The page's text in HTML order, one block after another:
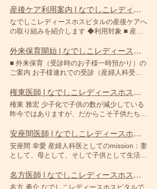
ますので、さまざまな選択肢を含めて何でも
ご相談ください。診察を躊躇している間に病
気が進行してしまうのが、医療を担う私たち
のために、まずはお話をお聞かせください。
様々な受診理由 おりものが多い 外陰部がか
ゆい 生理日を変えたい 娘の生理のことが心
配 生理が不順 生理前のイライラ 生理痛がひ
生理がなくなった 更年期のほてりやイライ
ラ 尿回数が多い 排尿時の痛み 尿が漏れる
下腹部が痛い 腰が痛い 乳房にしこりがある
い 子宮が下がった感じがする 性感染症検査
希望 女性ホルモン検査希望 子宮ガン検診希
望 卵巣がん検診希望 乳がん検診希望 子宮頸
がんワクチン希望 骨粗しょう症検査希望 結
ら
育て・更年期にいたるまで、女性のライフス
テージにシームレスに寄り添う医療を目指し
ております。 地域の皆さまに「なでしこが
あってよかった」と感じていただけるよう、
す。 理事長 院長 大橋 正伸 ■施設紹介 ◆外
観 全景 エントランス側 園庭 ◆１階 待合い
授乳室 診察室前廊下 ◆1階 受付・待合い 授
デイルーム 2F廊下 病室（陰圧設備設置）
和個室 洋個室 ◆3階 3階ナースステーション
前 デイルーム 3F廊下 ファミリールーム1 フ
ァミリールーム2 産後洋個室 ◆4階 4階廊下
きし、丁寧で優しく楽しい診療を心がけてい
ます。何でもお気軽にご相談ください。プラ
イベートでは、子供が2人いて、2人目は当
院で分娩しました。目下子育て奮闘中です。
略歴 2013年卒、島根大学医学部医学科、西
神戸医療センターなど 資格： 日本産科婦人
科学会認定専門医、検診マンモグラフィー読
影認定医、女性アスリート健康支援委講習終
「専門A」コース終了、日本母体救命システ
ム普及協議会（J-CIMELS）ベーシックコー
ス終了、母体保護法指定医師 専門分野： 産
ング
産後ケア利用案内 | なでしこレディースホスピタル
なでしこレディースホスピタルの産後ケアへ
の取り組みを紹介します ◆利用対象 ■ 産後
外にお住いの方もご利用いただけます。
料金はこちら をご覧ください。 当院は生後
5か月までの赤ちゃんのママが対象となりま
す。 （宿泊利用は4か月未満の赤ちゃんが対
象となります。） ◆当院にご予約をいただ
く前にお住いの自治体に申請が必要です
【神戸市にお住いの方】 予約方法が変更に
なります。 神戸市のホームページはこちら
市HPよりアカウントを作成し、神戸市へ利
用申請を行ってください。 【神戸市、明石
以外でご利用希望の方】 ●各市町村へ利用申
は、ご本人様の利用時間に関わらず、7時間
分の料金をいただきますことをご了承くださ
外来保育開始 | なでしこレディースホスピタル
■ 外来保育（受診時のお子様一時預かり）の
ご案内 お子様連れでの受診（産婦人科受
お預かりさせて頂きます。 ご希望の方は受
付にお声かけください。 （時間）月～金曜
日 9時30分~ （年齢）3歳まで ※当日の保育
人数により受け入れできない場合もありま
す。
権東医師 | なでしこレディースホスピタル
権東 雅宏 少子化で子供の数が減少している
昨今ではありますが、だからこそ子供たちを
じております。地域の小児科かかりつけ医と
して信頼していただけるよう努力してまいり
ます。 略歴 1992年卒、山口大学医学部、帝
京大学医学部小児科など 専門医・資格： 日
本小児科学会認定専門医 専門分野： 新生児
医療、小児科医療全般 趣味： 読書
安座間医師 | なでしこレディースホスピタル
安座間 幸愛 産婦人科医としてのmission：妻
として、母として、そして子供として生活や
見守ったり、支えたり、介護であったりなど
自分の心身のことがつい後回しになってしま
名方医師 | なでしこレディースホスピタル
名方 勇介 なでしこレディースホスピタルで